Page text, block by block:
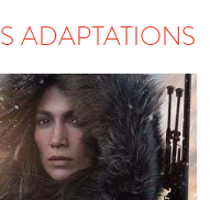
ADAPTATIONS